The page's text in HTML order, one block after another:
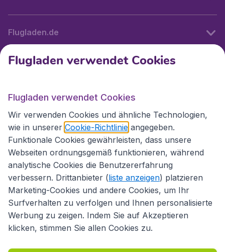
Flugladen.de
Internationale Webseiten
Folgen Sie uns:
Flugladen verwendet Cookies
Flugladen verwendet Cookies
Wir verwenden Cookies und ähnliche Technologien,
wie in unserer Cookie-Richtlinie angegeben.
Funktionale Cookies gewährleisten, dass unsere
Webseiten ordnungsgemäß funktionieren, während
analytische Cookies die Benutzererfahrung
verbessern. Drittanbieter (liste anzeigen) platzieren
Marketing-Cookies und andere Cookies, um Ihr
Surfverhalten zu verfolgen und Ihnen personalisierte
Werbung zu zeigen. Indem Sie auf Akzeptieren
klicken, stimmen Sie allen Cookies zu.